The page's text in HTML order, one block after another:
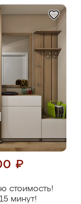
₽
стоимость!
минут!